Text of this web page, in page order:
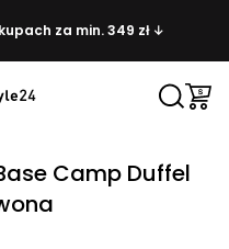
za min. 349 zł ↓
Camp Duffel